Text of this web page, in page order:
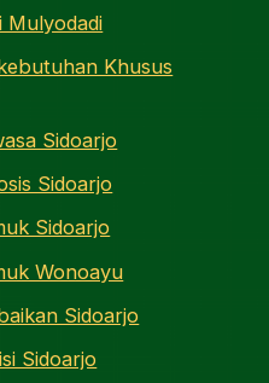
Mulyodadi
Khusus
Sidoarjo
Sidoarjo
Sidoarjo
Wonoayu
Sidoarjo
Sidoarjo